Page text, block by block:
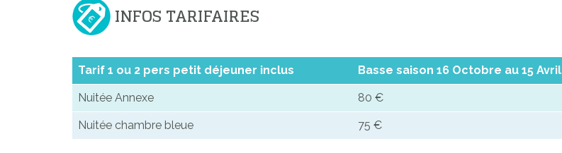
INFOS TARIFAIRES
Tarif 1 ou 2 pers petit déjeuner inclus Basse saison 16 Octobre au 15 Avril
Nuitée Annexe 80 €
Nuitée chambre bleue 75 €